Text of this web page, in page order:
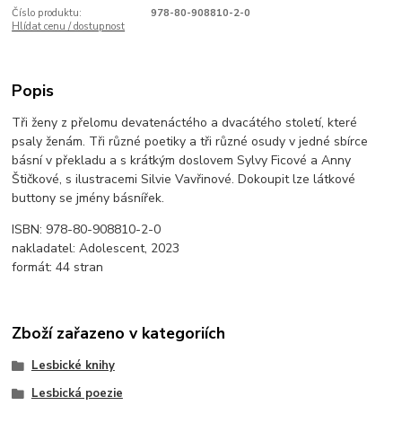
Číslo produktu:
978-80-908810-2-0
Hlídat cenu / dostupnost
Popis
Tři ženy z přelomu devatenáctého a dvacátého století, které
psaly ženám. Tři různé poetiky a tři různé osudy v jedné sbírce
básní v překladu a s krátkým doslovem Sylvy Ficové a Anny
Štičkové, s ilustracemi Silvie Vavřinové. Dokoupit lze látkové
buttony se jmény básnířek.
ISBN: 978-80-908810-2-0
nakladatel: Adolescent, 2023
formát: 44 stran
Zboží zařazeno v kategoriích
Lesbické knihy
Lesbická poezie